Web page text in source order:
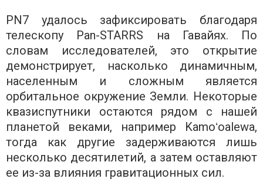
PN7 удалось зафиксировать благодаря
телескопу Pan-STARRS на Гавайях. По
словам исследователей, это открытие
демонстрирует, насколько динамичным,
населенным и сложным является
орбитальное окружение Земли. Некоторые
квазиспутники остаются рядом с нашей
планетой веками, например Kamoʻoalewa,
тогда как другие задерживаются лишь
несколько десятилетий, а затем оставляют
ее из-за влияния гравитационных сил.